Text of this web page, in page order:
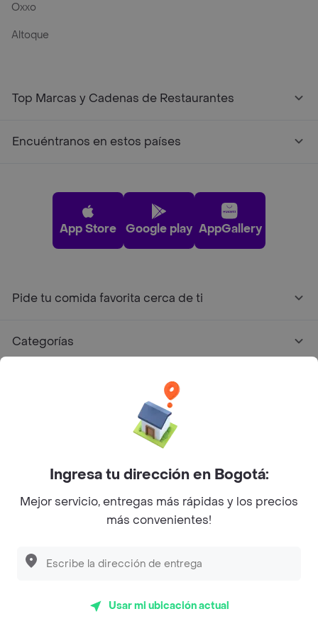
Oxxo
Altoque
Top Marcas y Cadenas de Restaurantes
Encuéntranos en estos países
App Store Google play AppGallery
Pide tu comida favorita cerca de ti
Categorías
Facebook
Twitter
Instagram
©2026Rappi Inc. All rights reserved.
Ingresa tu dirección en Bogotá:
Mejor servicio, entregas más rápidas y los precios
más convenientes!
Usar mi ubicación actual